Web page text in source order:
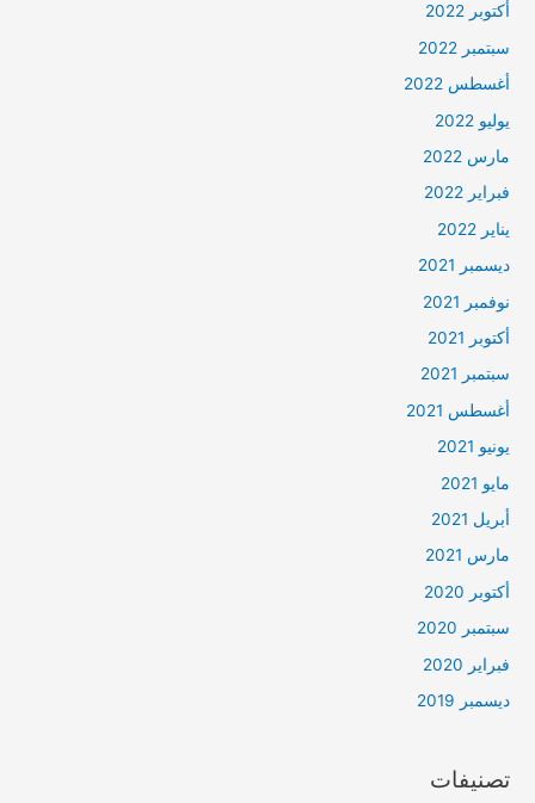
أكتوبر 2022
سبتمبر 2022
أغسطس 2022
يوليو 2022
مارس 2022
فبراير 2022
يناير 2022
ديسمبر 2021
نوفمبر 2021
أكتوبر 2021
سبتمبر 2021
أغسطس 2021
يونيو 2021
مايو 2021
أبريل 2021
مارس 2021
أكتوبر 2020
سبتمبر 2020
فبراير 2020
ديسمبر 2019
تصنيفات